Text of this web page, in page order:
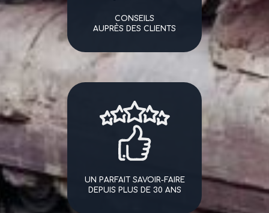
CONSEILS
AUPRÈS DES CLIENTS
UN PARFAIT SAVOIR-FAIRE
DEPUIS PLUS DE 30 ANS